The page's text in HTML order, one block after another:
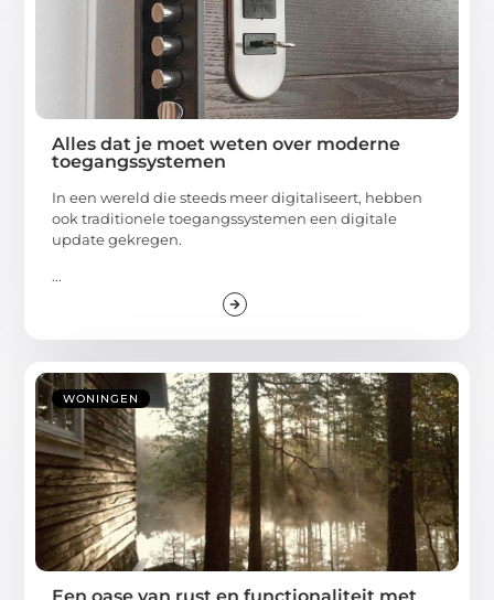
Alles dat je moet weten over moderne
toegangssystemen
In een wereld die steeds meer digitaliseert, hebben
ook traditionele toegangssystemen een digitale
update gekregen.
...
WONINGEN